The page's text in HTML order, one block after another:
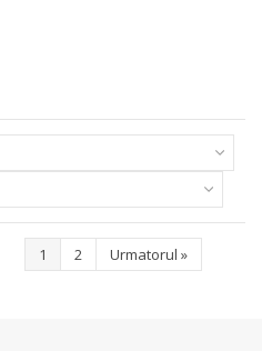
1 2 Urmatorul »